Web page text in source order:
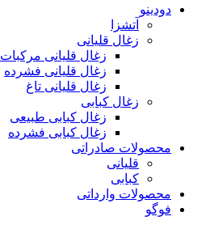
دودینو
آتشزا
زغال قلیانی
زغال قلیانی مرکبات
زغال قلیانی فشرده
زغال قلیانی تاغ
زغال کبابی
زغال کبابی طبیعی
زغال کبابی فشرده
محصولات صادراتی
قلیانی
کبابی
محصولات وارداتی
فوگو